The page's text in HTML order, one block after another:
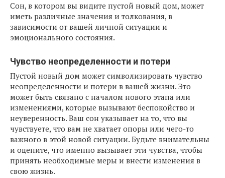
Сон, в котором вы видите пустой новый дом, может
иметь различные значения и толкования, в
зависимости от вашей личной ситуации и
эмоционального состояния.
Чувство неопределенности и потери
Пустой новый дом может символизировать чувство
неопределенности и потери в вашей жизни. Это
может быть связано с началом нового этапа или
изменениями, которые вызывают беспокойство и
неуверенность. Ваш сон указывает на то, что вы
чувствуете, что вам не хватает опоры или чего-то
важного в этой новой ситуации. Будьте внимательны
и оцените, что именно вызывает эти чувства, чтобы
принять необходимые меры и внести изменения в
свою жизнь.